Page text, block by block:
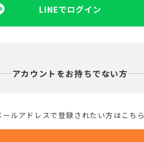
LINEでログイン
アカウントをお持ちでない方
ールアドレスで登録されたい方はこちら